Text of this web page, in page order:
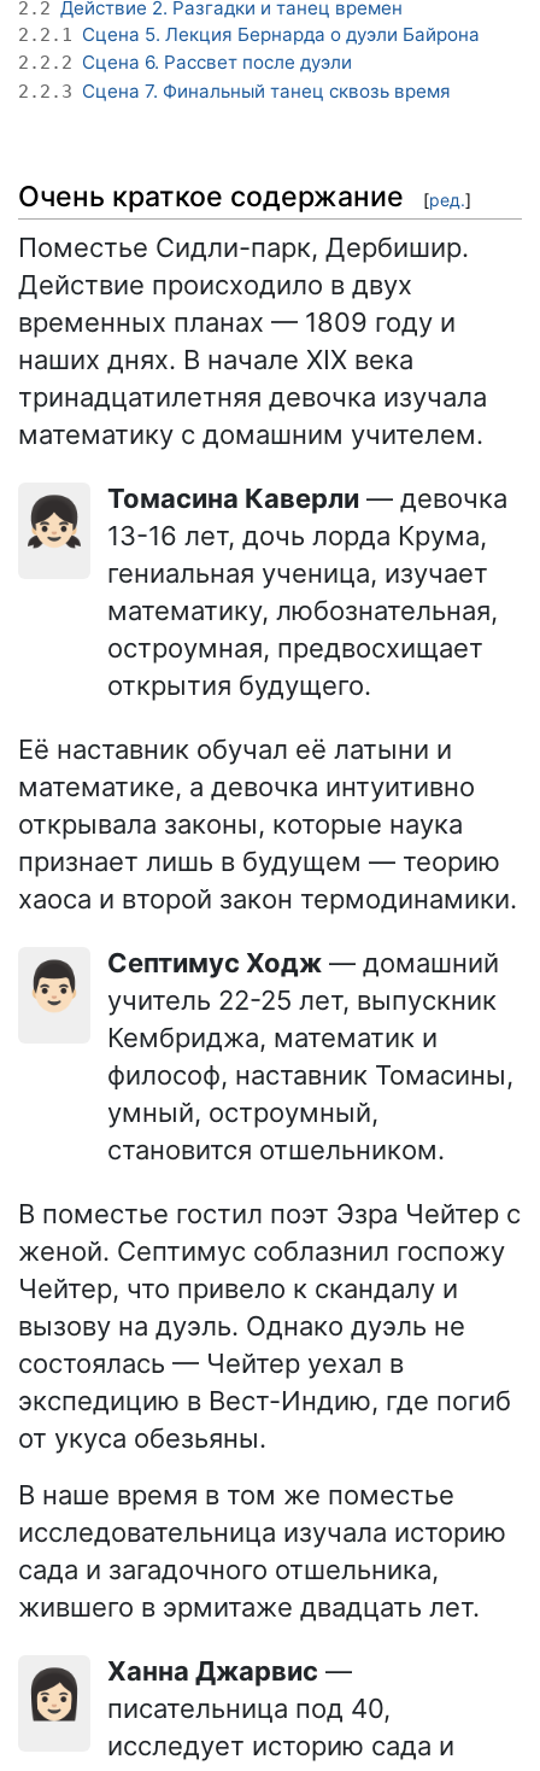
2.2 Действие 2. Разгадки и танец времен
2.2.1 Сцена 5. Лекция Бернарда о дуэли Байрона
2.2.2 Сцена 6. Рассвет после дуэли
2.2.3 Сцена 7. Финальный танец сквозь время
Очень краткое содержание [ред.]
Поместье Сидли-парк, Дербишир.
Действие происходило в двух
временных планах — 1809 году и
наших днях. В начале XIX века
тринадцатилетняя девочка изучала
математику с домашним учителем.
👧🏻 Томасина Каверли — девочка
13-16 лет, дочь лорда Крума,
гениальная ученица, изучает
математику, любознательная,
остроумная, предвосхищает
открытия будущего.
Её наставник обучал её латыни и
математике, а девочка интуитивно
открывала законы, которые наука
признает лишь в будущем — теорию
хаоса и второй закон термодинамики.
👨🏻 Септимус Ходж — домашний
учитель 22-25 лет, выпускник
Кембриджа, математик и
философ, наставник Томасины,
умный, остроумный,
становится отшельником.
В поместье гостил поэт Эзра Чейтер с
женой. Септимус соблазнил госпожу
Чейтер, что привело к скандалу и
вызову на дуэль. Однако дуэль не
состоялась — Чейтер уехал в
экспедицию в Вест-Индию, где погиб
от укуса обезьяны.
В наше время в том же поместье
исследовательница изучала историю
сада и загадочного отшельника,
жившего в эрмитаже двадцать лет.
👩🏻 Ханна Джарвис —
писательница под 40,
исследует историю сада и